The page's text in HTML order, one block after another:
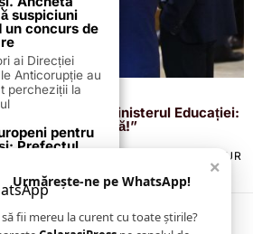
Coman critică Ministerul Educației:
pe bandă rulantă!”
POLITICA DE ANULARE & RETUR
& TIPĂRITĂ
CONTACT
ANUNȚUL CĂLĂRĂȘEAN
×
Urmărește-ne pe WhatsApp!
fii mereu la curent cu toate știrile?
suspiciuni
un concurs de
ai Direcției
Anticorupție au
percheziții la
pentru
Prefectul
State anunță
cu ADR
pentru
se pregătește